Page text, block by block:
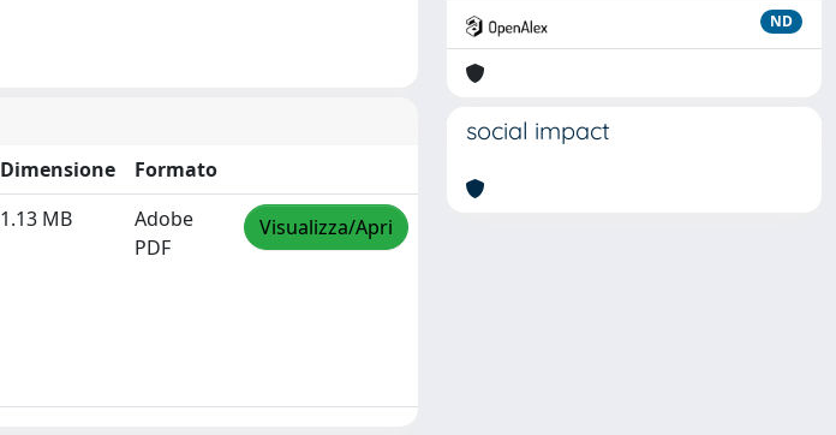
Dimensione
Formato
1.13 MB
Adobe
PDF
Visualizza/Apri
ND
social impact